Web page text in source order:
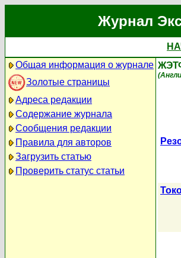
Журнал
Общая информация о журнале
Золотые страницы
Адреса редакции
Содержание журнала
Сообщения редакции
Правила для авторов
Загрузить статью
Проверить статус статьи